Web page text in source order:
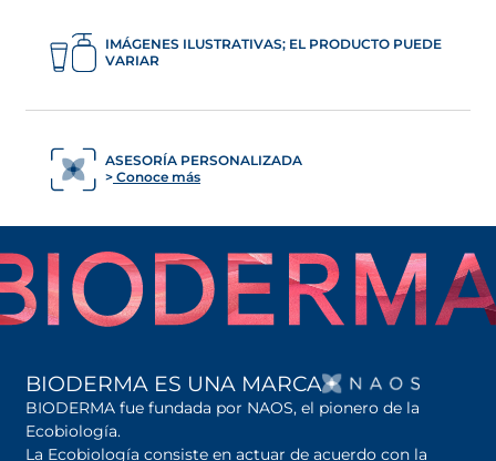
IMÁGENES ILUSTRATIVAS; EL PRODUCTO PUEDE
VARIAR
ASESORÍA PERSONALIZADA
Conoce más
BIODERMA ES UNA MARCA SE
BIODERMA fue fundada por NAOS, el pionero de la
Ecobiología.
La Ecobiología consiste en actuar de acuerdo con la